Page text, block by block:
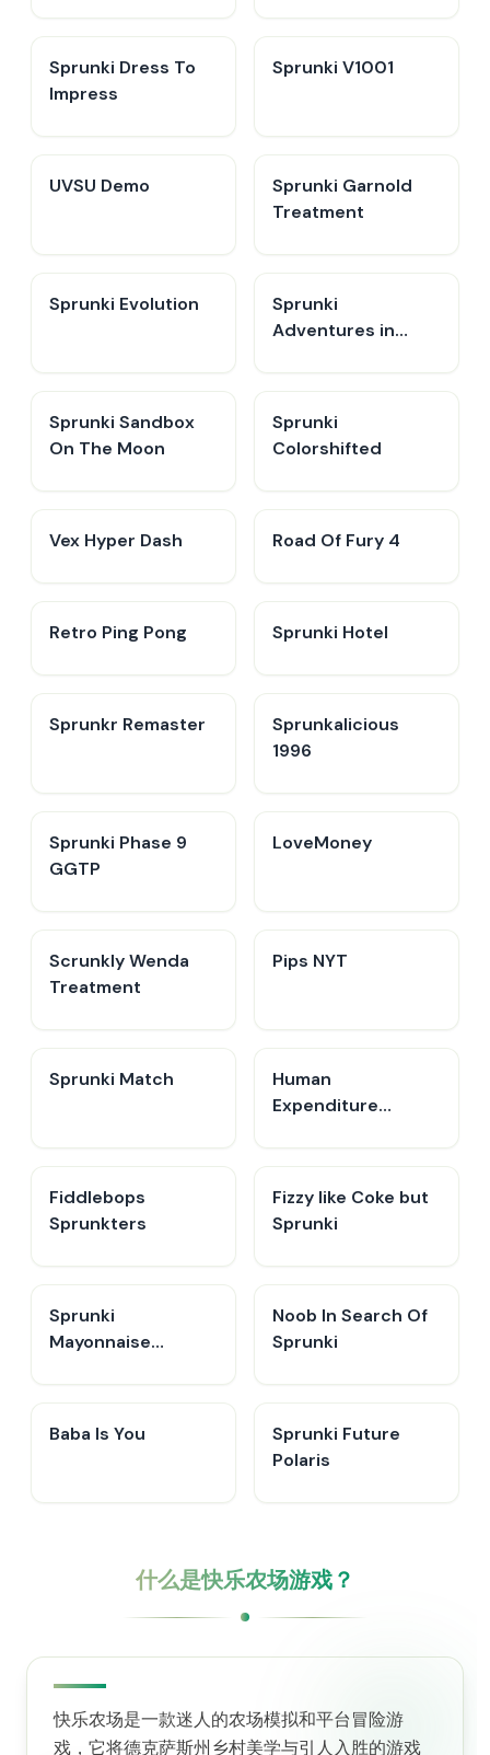
Sprunki Dress To
Impress
Sprunki V1001
UVSU Demo
Sprunki Garnold
Treatment
Sprunki Evolution
Sprunki
Adventures in
Sprunki Sandbox
On The Moon
Sprunki
Colorshifted
Vex Hyper Dash Road Of Fury 4
Retro Ping Pong Sprunki Hotel
Sprunkr Remaster
Sprunkalicious
1996
Sprunki Phase 9
GGTP
LoveMoney
Scrunkly Wenda
Treatment
Pips NYT
Sprunki Match
Human
Expenditure
Fiddlebops
Sprunkters
Fizzy like Coke but
Sprunki
Sprunki
Mayonnaise
Noob In Search Of
Sprunki
Baba Is You
Sprunki Future
Polaris
什么是快乐农场游戏？
快乐农场是一款迷人的农场模拟和平台冒险游
戏，它将德克萨斯州乡村美学与引人入胜的游戏